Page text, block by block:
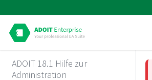
ADOIT 18.1 Hilfe zur
Administration